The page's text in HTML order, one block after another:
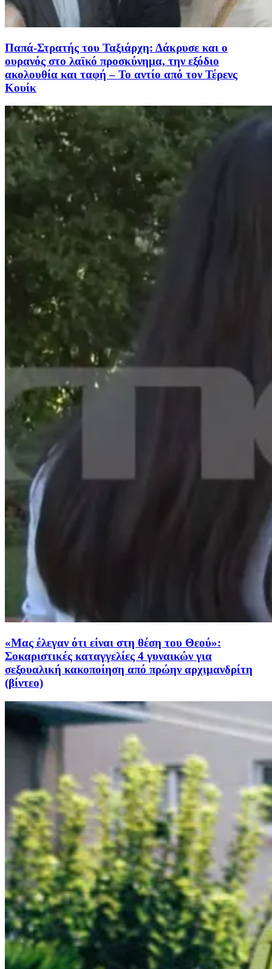
Παπά-Στρατής του Ταξιάρχη: Δάκρυσε και ο
ουρανός στο λαϊκό προσκύνημα, την εξόδιο
ακολουθία και ταφή – Το αντίο από τον Τέρενς
Κουίκ
«Μας έλεγαν ότι είναι στη θέση του Θεού»:
Σοκαριστικές καταγγελίες 4 γυναικών για
σεξουαλική κακοποίηση από πρώην αρχιμανδρίτη
(βίντεο)